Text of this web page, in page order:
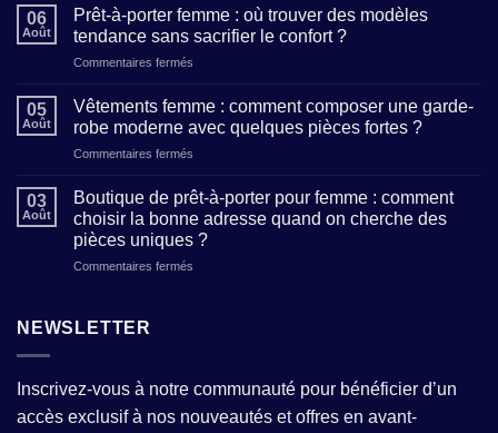
création
de
comment
reconnaître
allie
tradition
et
06
Août
Prêt-à-porter femme : où trouver des modèles
tendance sans sacrifier le confort ?
Commentaires fermés
femme
trouver
des
modèles
tendance
05
Août
Vêtements femme : comment composer une garde-
robe moderne avec quelques pièces fortes ?
Commentaires fermés
femme
comment
composer
fortes
?
03
Août
Boutique de prêt-à-porter pour femme : comment
choisir la bonne adresse quand on cherche des
pièces uniques ?
Commentaires fermés
femme
:
NEWSLETTER
Inscrivez-vous à notre communauté pour bénéficier d’un
accès exclusif à nos nouveautés et offres en avant-